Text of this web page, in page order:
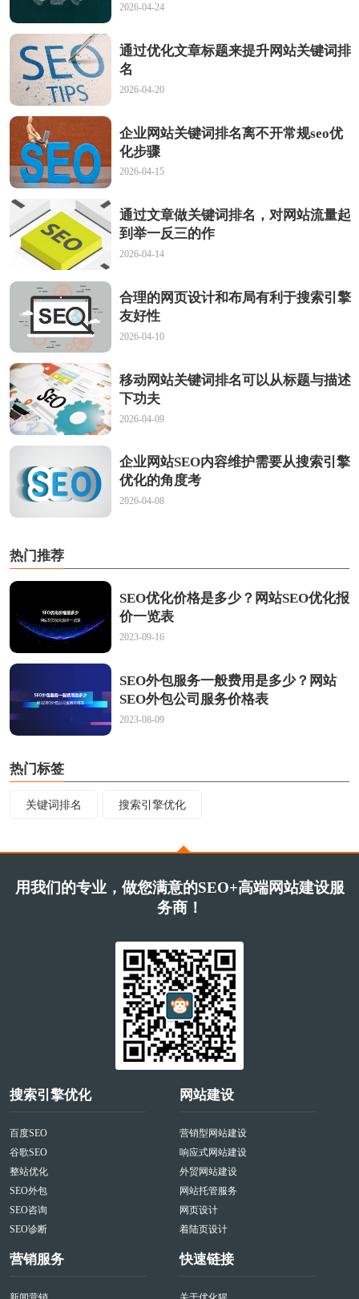
2026-04-24
通过优化文章标题来提升网站关键词排
名
2026-04-20
企业网站关键词排名离不开常规seo优
化步骤
2026-04-15
通过文章做关键词排名，对网站流量起
到举一反三的作
2026-04-14
合理的网页设计和布局有利于搜索引擎
友好性
2026-04-10
移动网站关键词排名可以从标题与描述
下功夫
2026-04-09
企业网站SEO内容维护需要从搜索引擎
优化的角度考
2026-04-08
热门推荐
SEO优化价格是多少？网站SEO优化报
价一览表
2023-09-16
SEO外包服务一般费用是多少？网站
SEO外包公司服务价格表
2023-08-09
热门标签
关键词排名 搜索引擎优化
用我们的专业，做您满意的SEO+高端网站建设服
务商！
搜索引擎优化
百度SEO
谷歌SEO
整站优化
SEO外包
SEO咨询
SEO诊断
网站建设
营销型网站建设
响应式网站建设
外贸网站建设
网站托管服务
网页设计
着陆页设计
营销服务 快速链接